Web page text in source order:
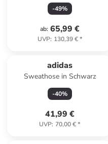
-49%
ab: 65,99 €
UVP: 130,39 €*
adidas
Sweathose in Schwarz
-40%
41,99 €
UVP: 70,00 €*